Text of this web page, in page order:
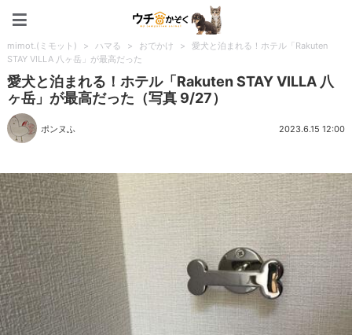
mimot.(ミモット) > ハマる > おでかけ >
愛犬と泊まれる！ホテル「Rakuten
STAY VILLA 八ヶ岳」が最高だった
愛犬と泊まれる！ホテル「Rakuten STAY VILLA 八
ヶ岳」が最高だった（写真 9/27）
ポンヌふ 2023.6.15 12:00